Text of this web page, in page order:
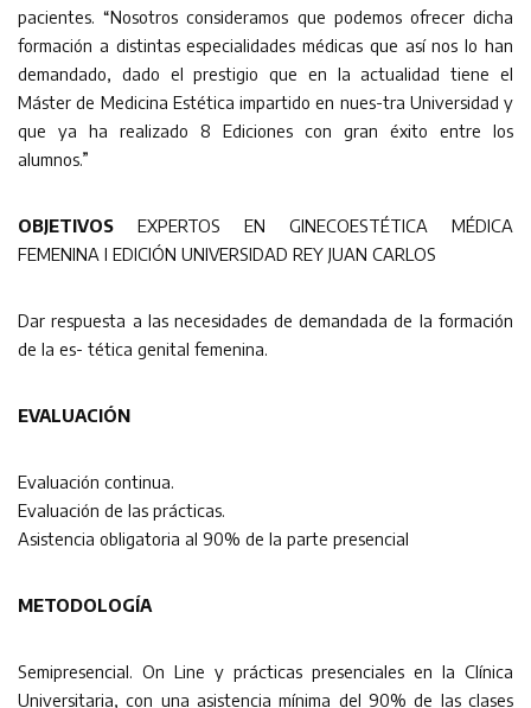
pacientes. “Nosotros consideramos que podemos ofrecer dicha
formación a distintas especialidades médicas que así nos lo han
demandado, dado el prestigio que en la actualidad tiene el
Máster de Medicina Estética impartido en nues-tra Universidad y
que ya ha realizado 8 Ediciones con gran éxito entre los
alumnos.”
OBJETIVOS EXPERTOS EN GINECOESTÉTICA MÉDICA
FEMENINA I EDICIÓN UNIVERSIDAD REY JUAN CARLOS
Dar respuesta a las necesidades de demandada de la formación
de la es- tética genital femenina.
EVALUACIÓN
Evaluación continua.
Evaluación de las prácticas.
Asistencia obligatoria al 90% de la parte presencial
METODOLOGÍA
Semipresencial. On Line y prácticas presenciales en la Clínica
Universitaria, con una asistencia mínima del 90% de las clases